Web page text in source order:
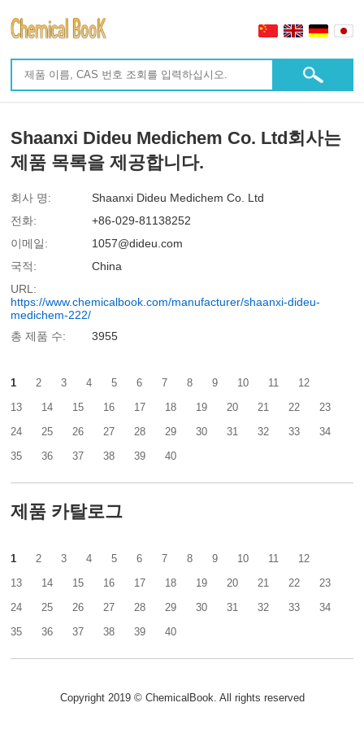
Shaanxi Dideu Medichem Co. Ltd회사는
제품 목록을 제공합니다.
회사 명:
Shaanxi Dideu Medichem Co. Ltd
전화:
+86-029-81138252
이메일:
1057@dideu.com
국적:
China
URL:
https://www.chemicalbook.com/manufacturer/shaanxi-dideu-
medichem-222/
총 제품 수:
3955
1 2 3 4 5 6 7 8 9 10 11
12
13
14 15 16 17 18 19 20 21 22
23
24
25 26 27 28 29 30 31 32 33
34
35
36 37 38 39 40
제품 카탈로그
1 2 3 4 5 6 7 8 9 10 11
12
13
14 15 16 17 18 19 20 21 22
23
24
25 26 27 28 29 30 31 32 33
34
35
36 37 38 39 40
Copyright 2019 © ChemicalBook. All rights reserved